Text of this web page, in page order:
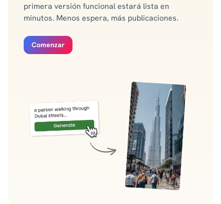
primera versión funcional estará lista en
minutos. Menos espera, más publicaciones.
Comenzar